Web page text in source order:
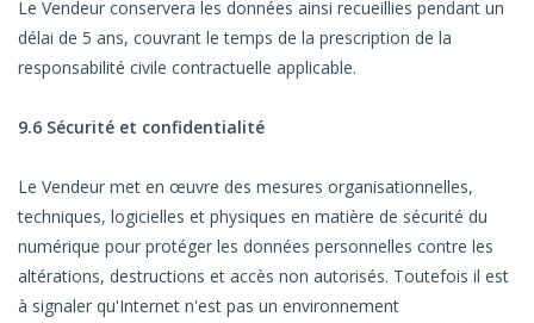
Le Vendeur conservera les données ainsi recueillies pendant un
délai de 5 ans, couvrant le temps de la prescription de la
responsabilité civile contractuelle applicable.
9.6 Sécurité et confidentialité
Le Vendeur met en œuvre des mesures organisationnelles,
techniques, logicielles et physiques en matière de sécurité du
numérique pour protéger les données personnelles contre les
altérations, destructions et accès non autorisés. Toutefois il est
à signaler qu'Internet n'est pas un environnement